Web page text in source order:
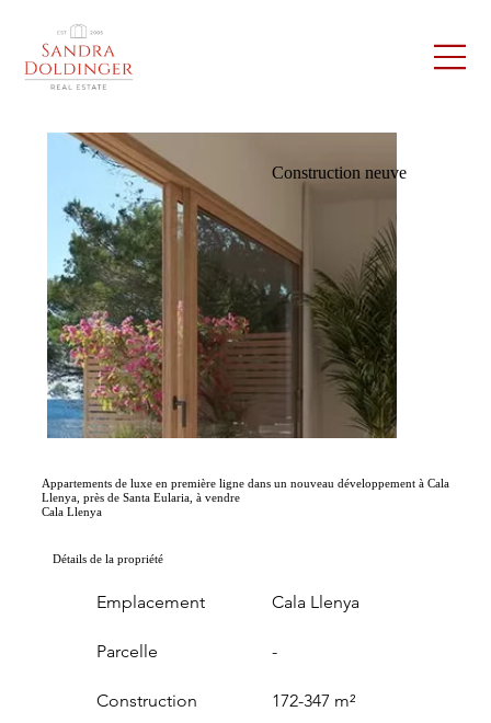
Construction neuve
Appartements de luxe en première ligne dans un nouveau développement à Cala
Llenya, près de Santa Eularia, à vendre
Cala Llenya
Détails de la propriété
Emplacement
Parcelle
Construction
Cala Llenya
-
172-347 m²